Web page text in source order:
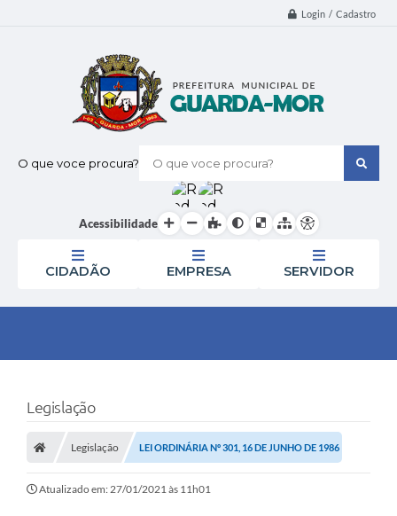
Login / Cadastro
O que voce procura?
Acessibilidade
CIDADÃO EMPRESA SERVIDOR
Legislação
Legislação LEI ORDINÁRIA Nº 301, 16 DE JUNHO DE 1986
Atualizado em: 27/01/2021 às 11h01